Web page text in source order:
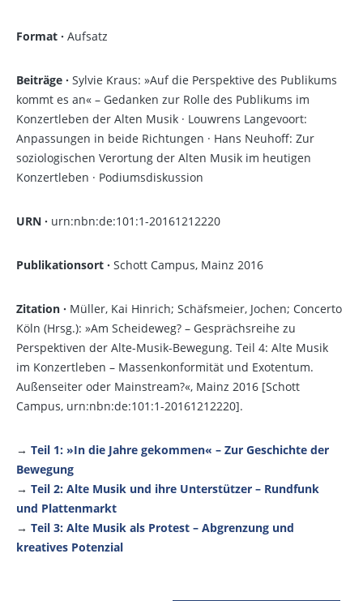
Format · Aufsatz
Beiträge · Sylvie Kraus: »Auf die Perspektive des Publikums
kommt es an« – Gedanken zur Rolle des Publikums im
Konzertleben der Alten Musik · Louwrens Langevoort:
Anpassungen in beide Richtungen · Hans Neuhoff: Zur
soziologischen Verortung der Alten Musik im heutigen
Konzertleben · Podiumsdiskussion
URN · urn:nbn:de:101:1-20161212220
Publikationsort · Schott Campus, Mainz 2016
Zitation · Müller, Kai Hinrich; Schäfsmeier, Jochen; Concerto
Köln (Hrsg.): »Am Scheideweg? – Gesprächsreihe zu
Perspektiven der Alte-Musik-Bewegung. Teil 4: Alte Musik
im Konzertleben – Massenkonformität und Exotentum.
Außenseiter oder Mainstream?«, Mainz 2016 [Schott
Campus, urn:nbn:de:101:1-20161212220].
→ Teil 1: »In die Jahre gekommen« – Zur Geschichte der
Bewegung
→ Teil 2: Alte Musik und ihre Unterstützer – Rundfunk
und Plattenmarkt
→ Teil 3: Alte Musik als Protest – Abgrenzung und
kreatives Potenzial